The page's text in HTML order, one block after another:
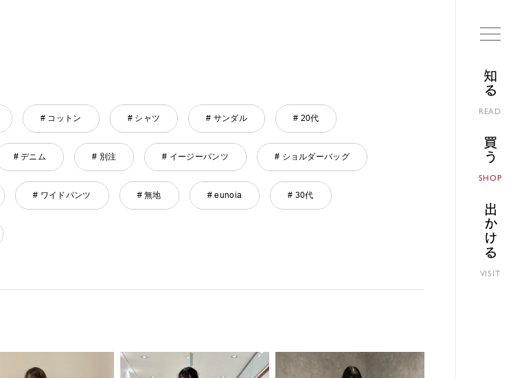
知る
READ
買う
SHOP
出かける
VISIT
# コットン # シャツ # サンダル # 20代
# デニム # 別注 # イージーパンツ # ショルダーバッグ
# ワイドパンツ # 無地 # eunoia # 30代